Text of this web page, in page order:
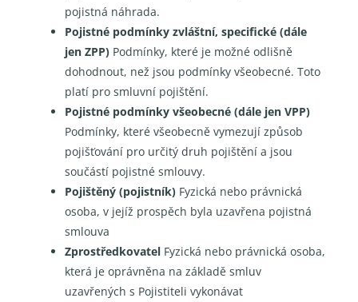
pojistná náhrada.
Pojistné podmínky zvláštní, specifické (dále
jen ZPP) Podmínky, které je možné odlišně
dohodnout, než jsou podmínky všeobecné. Toto
platí pro smluvní pojištění.
Pojistné podmínky všeobecné (dále jen VPP)
Podmínky, které všeobecně vymezují způsob
pojišťování pro určitý druh pojištění a jsou
součástí pojistné smlouvy.
Pojištěný (pojistník) Fyzická nebo právnická
osoba, v jejíž prospěch byla uzavřena pojistná
smlouva
Zprostředkovatel Fyzická nebo právnická osoba,
která je oprávněna na základě smluv
uzavřených s Pojistiteli vykonávat